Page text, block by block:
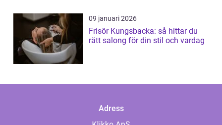
09 januari 2026
Frisör Kungsbacka: så hittar du
rätt salong för din stil och vardag
Adress